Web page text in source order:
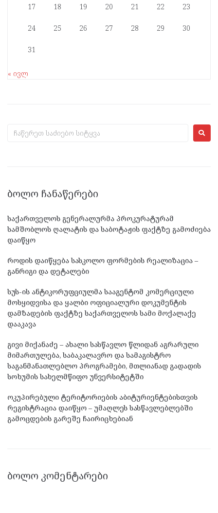
17 18 19 20 21 22 23
24 25 26 27 28 29 30
31
« ივლ
ᲑᲝᲚᲝ ᲩᲐᲜᲐᲬᲔᲠᲔᲑᲘ
საქართველოს გენერალურმა პროკურატურამ
სამშობლოს ღალატის და საბოტაჟის ფაქტზე გამოძიება
დაიწყო
როდის დაიწყება სასკოლო ფორმების რეალიზაცია –
განრიგი და დეტალები
სუს-ის ანტიკორუფციულმა სააგენტომ კომერციული
მოსყიდვისა და ყალბი ოფიციალური დოკუმენტის
დამზადების ფაქტზე საქართველოს სამი მოქალაქე
დააკავა
გივი მიქანაძე – ახალი სასწავლო წლიდან აგრარული
მიმართულება, საბაკალავრო და სამაგისტრო
საგანმანათლებლო პროგრამები, მთლიანად გადადის
სოხუმის სახელმწიფო უნვერსიტეტში
ოკუპირებული ტერიტორიების აბიტურიენტებისთვის
რეგისტრაცია დაიწყო – უმაღლეს სასწავლებლებში
გამოცდების გარეშე ჩაირიცხებიან
ᲑᲝᲚᲝ ᲙᲝᲛᲔᲜᲢᲐᲠᲔᲑᲘ